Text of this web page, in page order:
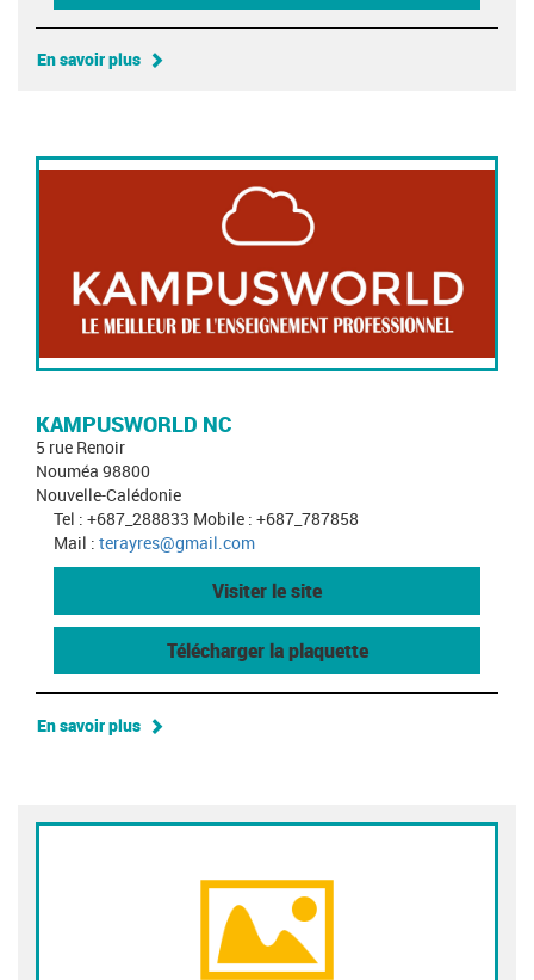
En savoir plus
KAMPUSWORLD NC
5 rue Renoir
Nouméa 98800
Nouvelle-Calédonie
Tel : +687_288833 Mobile : +687_787858
Mail : terayres@gmail.com
Visiter le site
Télécharger la plaquette
En savoir plus